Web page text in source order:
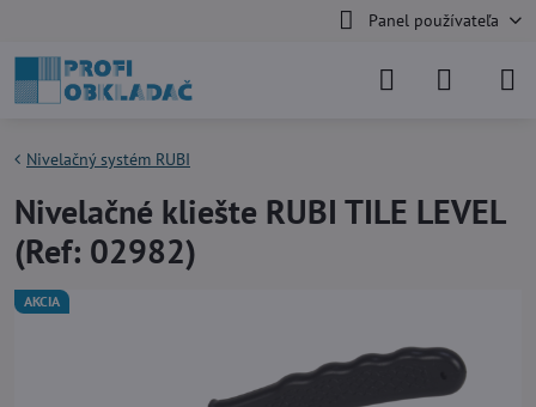
Panel používateľa
AKCIA
Nivelačný systém RUBI
Nivelačné kliešte RUBI TILE LEVEL
(Ref: 02982)